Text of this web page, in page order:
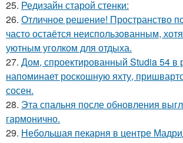
25. Редизайн старой стенки:
26. Отличное решение! Пространство
часто остаётся неиспользованным,
уютным уголком для отдыха.
27. Дом, спроектированный Studia 54 в
напоминает роскошную яхту,
сосен.
28. Эта спальня после обновления
гармонично.
29. Небольшая пекарня в центре